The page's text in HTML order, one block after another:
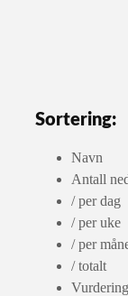
Sortering:
Navn
Antall
/ per dag
/ per uke
/ per
/ totalt
Vurdering